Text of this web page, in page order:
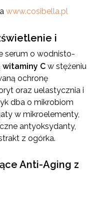
www.cosibella.pl
i
serum o wodnisto-
witaminy C w stężeniu
ochronę
oraz uelastycznia i
dba o mikrobiom
w mikroelementy,
antyoksydanty,
z ogórka.
Anti-Aging z